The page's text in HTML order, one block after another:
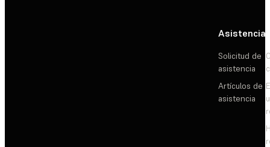
Asistencia
Solicitud de
asistencia
Artículos de
asistencia